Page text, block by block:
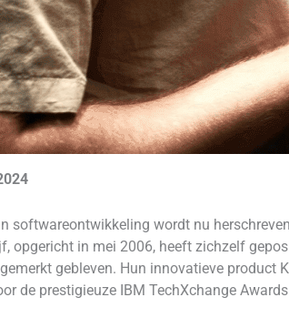
softwareontwikkeling wordt nu
opgericht in mei 2006, heeft zichzelf
gebleven. Hun innovatieve product
de prestigieuze IBM TechXchange